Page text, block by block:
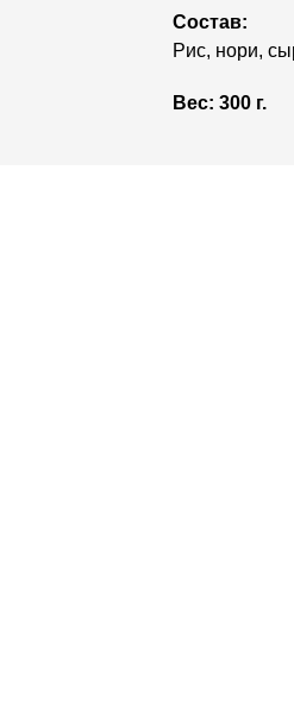
Состав:
Рис, нори,
Вес: 300 г.